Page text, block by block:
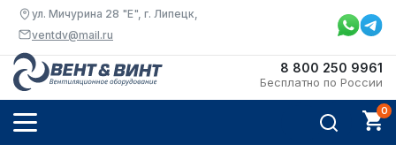
ул. Мичурина 28 "Е", г. Липецк,
ventdv@mail.ru
Бесплатно по России
8 800 250 9961